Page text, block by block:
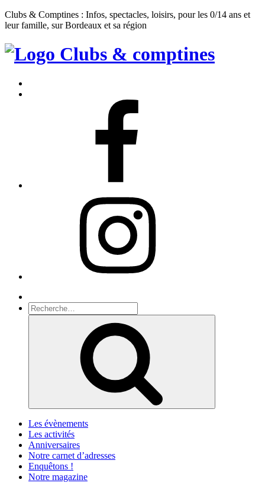
Clubs & Comptines : Infos, spectacles, loisirs, pour les 0/14 ans et
leur famille, sur Bordeaux et sa région
Clubs
Comptines
Recherche
pour
Les évènements
Les activités
Anniversaires
Notre carnet d’adresses
Enquêtons !
Notre magazine